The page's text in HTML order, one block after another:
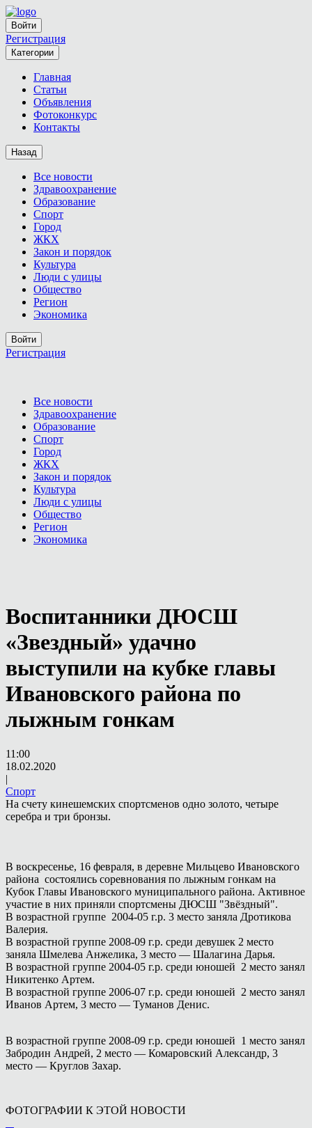
Войти
Регистрация
Категории
Главная
Статьи
Объявления
Фотоконкурс
Контакты
Назад
Все новости
Здравоохранение
Образование
Спорт
Город
ЖКХ
Закон и порядок
Культура
Люди с улицы
Общество
Регион
Экономика
Войти
Регистрация
Все новости
Здравоохранение
Образование
Спорт
Город
ЖКХ
Закон и порядок
Культура
Люди с улицы
Общество
Регион
Экономика
Воспитанники ДЮСШ
«Звездный» удачно
выступили на кубке главы
Ивановского района по
лыжным гонкам
11:00
18.02.2020
|
Спорт
На счету кинешемских спортсменов одно золото, четыре
серебра и три бронзы.
В воскресенье, 16 февраля, в деревне Мильцево Ивановского
района состоялись соревнования по лыжным гонкам на
Кубок Главы Ивановского муниципального района. Активное
участие в них приняли спортсмены ДЮСШ "Звёздный".
В возрастной группе 2004-05 г.р. 3 место заняла Дротикова
Валерия.
В возрастной группе 2008-09 г.р. среди девушек 2 место
заняла Шмелева Анжелика, 3 место — Шалагина Дарья.
В возрастной группе 2004-05 г.р. среди юношей 2 место занял
Никитенко Артем.
В возрастной группе 2006-07 г.р. среди юношей 2 место занял
Иванов Артем, 3 место — Туманов Денис.
В возрастной группе 2008-09 г.р. среди юношей 1 место занял
Забродин Андрей, 2 место — Комаровский Александр, 3
место — Круглов Захар.
ФОТОГРАФИИ К ЭТОЙ НОВОСТИ